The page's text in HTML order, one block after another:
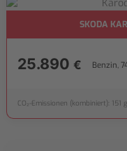
SKODA
25.890 € Benzin,
CO₂-Emissionen (kombiniert):